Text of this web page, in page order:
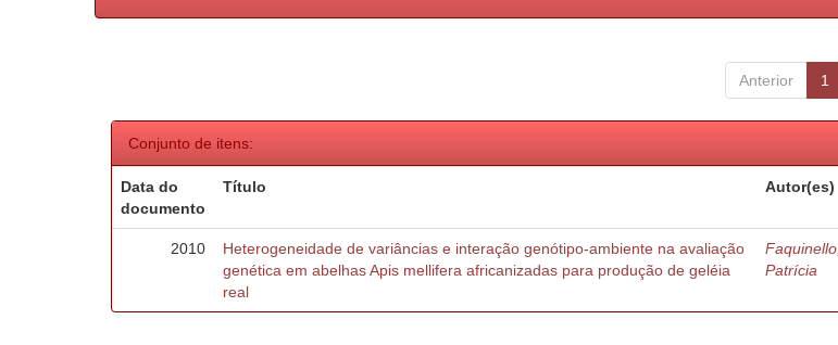
Anterior 1
Conjunto de itens:
Data do
documento
Título Autor(es)
2010
Heterogeneidade de variâncias e interação genótipo-ambiente na avaliação
genética em abelhas Apis mellifera africanizadas para produção de geléia
real
Faquinello,
Patrícia